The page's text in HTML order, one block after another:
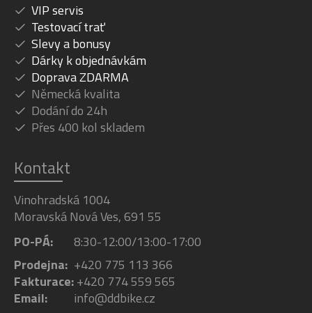
VIP servis
Testovací trať
Slevy a bonusy
Dárky k objednávkám
Doprava ZDARMA
Německá kvalita
Dodání do 24h
Přes 400 kol skladem
Kontakt
Vinohradská 1004
Moravská Nová Ves, 691 55
PO-PÁ:
8:30-12:00/13:00-17:00
Prodejna: +420 775 113 366
Fakturace:+420 774 559 565
Email:
info@ddbike.cz